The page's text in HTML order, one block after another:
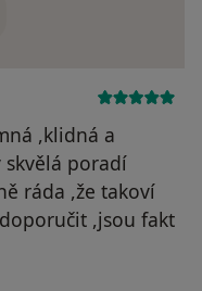
,klidná a
skvělá poradí
ráda ,že takoví
,jsou fakt
účet byl odstraněn